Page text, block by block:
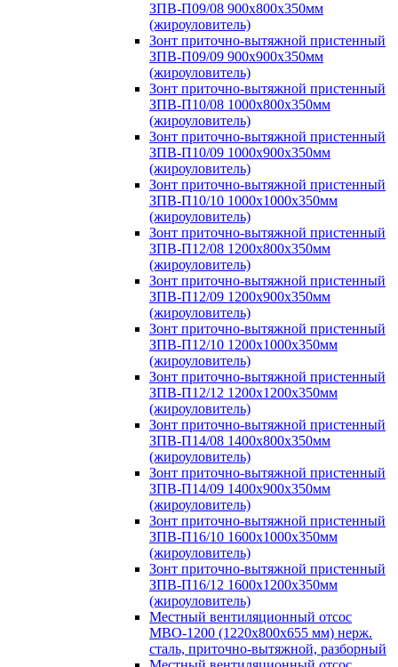
ЗПВ-П09/08 900х800х350мм
(жироуловитель)
Зонт приточно-вытяжной пристенный
ЗПВ-П09/09 900х900х350мм
(жироуловитель)
Зонт приточно-вытяжной пристенный
ЗПВ-П10/08 1000х800х350мм
(жироуловитель)
Зонт приточно-вытяжной пристенный
ЗПВ-П10/09 1000х900х350мм
(жироуловитель)
Зонт приточно-вытяжной пристенный
ЗПВ-П10/10 1000х1000х350мм
(жироуловитель)
Зонт приточно-вытяжной пристенный
ЗПВ-П12/08 1200х800х350мм
(жироуловитель)
Зонт приточно-вытяжной пристенный
ЗПВ-П12/09 1200х900х350мм
(жироуловитель)
Зонт приточно-вытяжной пристенный
ЗПВ-П12/10 1200х1000х350мм
(жироуловитель)
Зонт приточно-вытяжной пристенный
ЗПВ-П12/12 1200х1200х350мм
(жироуловитель)
Зонт приточно-вытяжной пристенный
ЗПВ-П14/08 1400х800х350мм
(жироуловитель)
Зонт приточно-вытяжной пристенный
ЗПВ-П14/09 1400х900х350мм
(жироуловитель)
Зонт приточно-вытяжной пристенный
ЗПВ-П16/10 1600х1000х350мм
(жироуловитель)
Зонт приточно-вытяжной пристенный
ЗПВ-П16/12 1600х1200х350мм
(жироуловитель)
Местный вентиляционный отсос
МВО-1200 (1220х800х655 мм) нерж.
сталь, приточно-вытяжной, разборный